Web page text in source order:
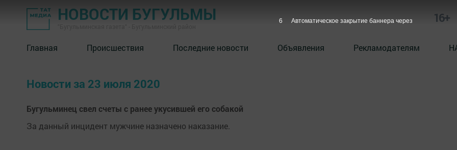
НОВОСТИ БУГУЛЬМЫ 16+
Главная Происшествия Последние новости Объявления Рекламодателям
Новости за 23 июля 2020
Бугульминец свел счеты с ранее укусившей его собакой
За данный инцидент мужчине назначено наказание.
5 Автоматическое закрытие баннера через